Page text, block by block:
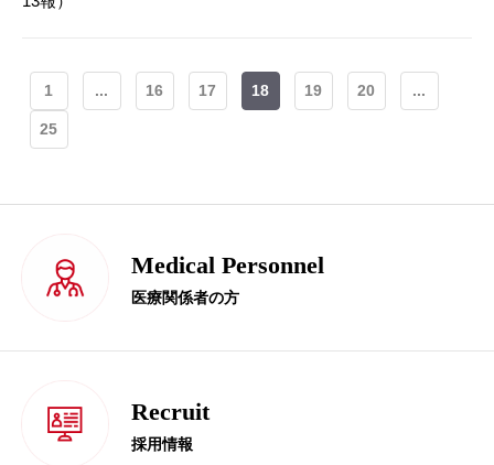
1 ... 16 17 18 19 20 ...
25
Medical Personnel
医療関係者の方
Recruit
採用情報